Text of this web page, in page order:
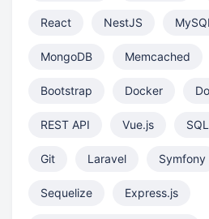
React NestJS MySQL
MongoDB Memcached
Bootstrap Docker
REST API Vue.js SQL
Git Laravel Symfony
Sequelize Express.js